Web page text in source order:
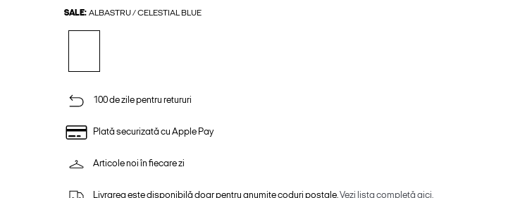
SALE: ALBASTRU / CELESTIAL BLUE
100 de zile pentru retururi
Plată securizată cu Apple Pay
Articole noi în fiecare zi
Livrarea este disponibilă doar pentru anumite coduri poștale.Vezi lista completă aici.